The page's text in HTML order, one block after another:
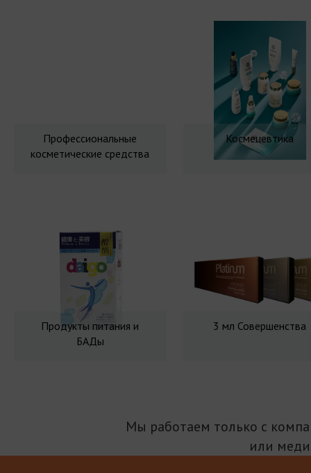
Профессиональные
косметические средства
Космецевтика
Продукты питания и
БАДы
3 мл Совершенства
Мы работаем только с
или